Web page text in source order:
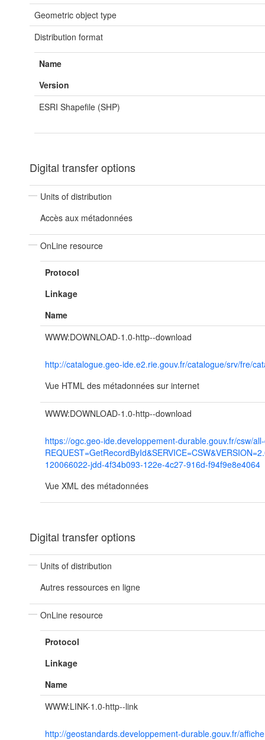
Geometric object type
Distribution format
Name
Version
ESRI Shapefile (SHP)
Digital transfer options
Units of distribution
Accès aux métadonnées
OnLine resource
Protocol
Linkage
Name
WWW:DOWNLOAD-1.0-http--download
http://catalogue.geo-ide.e2.rie.gouv.fr/catalogue/srv/fre/
Vue HTML des métadonnées sur internet
WWW:DOWNLOAD-1.0-http--download
https://ogc.geo-ide.developpement-durable.gouv.fr/csw/
120066022-jdd-4f34b093-122e-4c27-916d-f94f9e8e4064
Vue XML des métadonnées
Digital transfer options
Units of distribution
Autres ressources en ligne
OnLine resource
Protocol
Linkage
Name
WWW:LINK-1.0-http--link
http://geostandards.developpement-durable.gouv.fr/